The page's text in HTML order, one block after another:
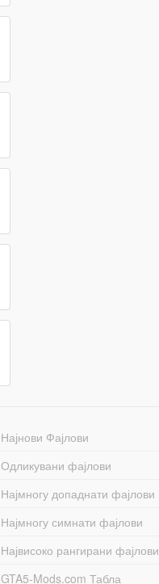
Најнови Фајлови
Одликувани фајлови
Најмногу допаднати фајлови
Најмногу симнати фајлови
Највисоко рангирани фајлови
GTA5-Mods.com Табла